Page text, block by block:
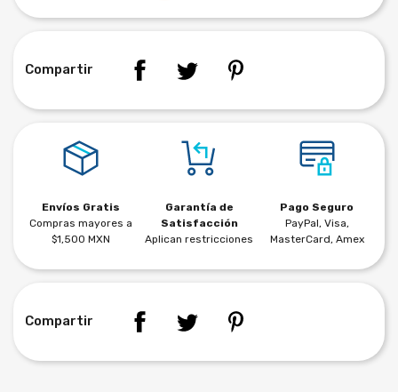
Compartir
Envíos Gratis
Compras mayores a
$1,500 MXN
Garantía de
Satisfacción
Aplican restricciones
Pago Seguro
PayPal, Visa,
MasterCard, Amex
Compartir